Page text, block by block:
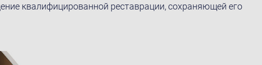
квалифицированной реставрации, сохраняющей его